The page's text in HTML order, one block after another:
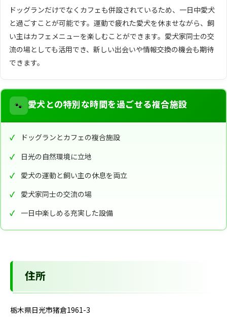
ドッグランだけでなくカフェも併設されているため、一日中愛犬
と過ごすことが可能です。運動で疲れた愛犬を休ませながら、飼
い主はカフェメニューを楽しむことができます。愛犬家同士の交
流の場としても活用でき、新しい出会いや情報交換の機会も期待
できます。
🐾 愛犬との特別な時間を過ごせる複合施設
ドッグランとカフェの複合施設
日光の自然環境に立地
愛犬の運動と飼い主の休息を両立
愛犬家同士の交流の場
一日中楽しめる充実した設備
住所
栃木県日光市猪倉1961-3